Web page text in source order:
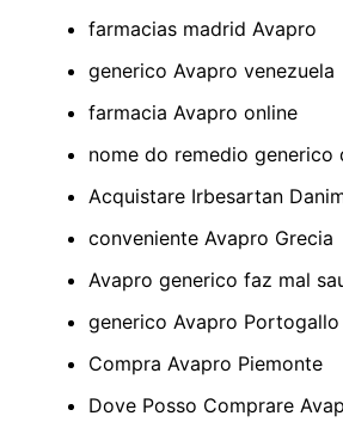
farmacias madrid Avapro
generico Avapro venezuela
farmacia Avapro online
nome do remedio generico
Acquistare Irbesartan
conveniente Avapro Grecia
Avapro generico faz mal
generico Avapro Portogallo
Compra Avapro Piemonte
Dove Posso Comprare